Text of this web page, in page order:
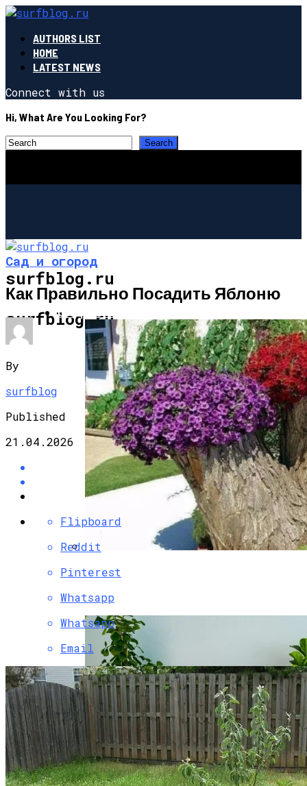
AUTHORS LIST
HOME
LATEST NEWS
Connect with us
Hi, What Are You Looking For?
surfblog.ru
surfblog.ru
САД И ОГОРОД
Пикировка Петунии В 2023 Году По
Неблагоприятные Дни
Сад и огород
Как Правильно Посадить Яблоню
By
surfblog
Published
21.04.2026
Flipboard
Reddit
Pinterest
Whatsapp
Whatsapp
Email